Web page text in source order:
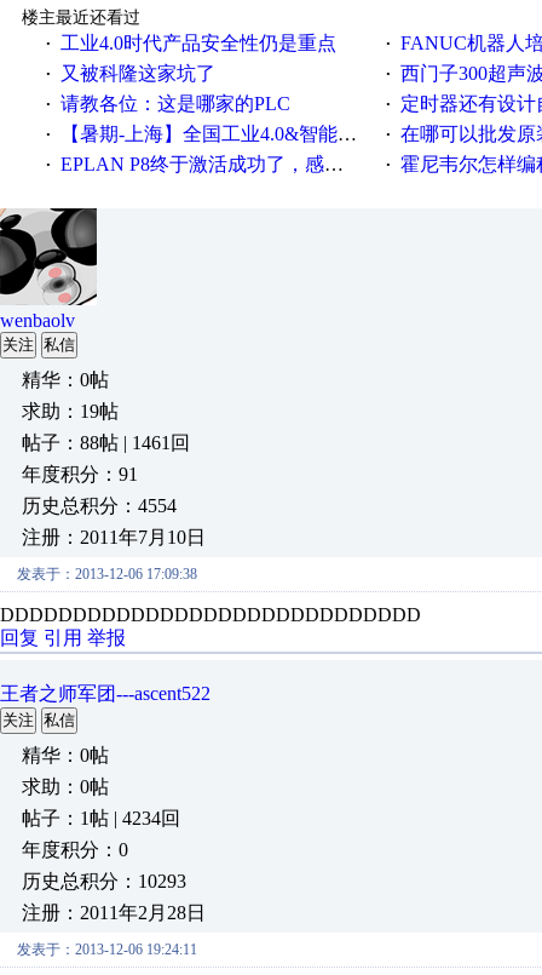
楼主最近还看过
·
工业4.0时代产品安全性仍是重点 · FANUC机器人
· 又被科隆这家坑了 · 西门子300超声波
· 请教各位：这是哪家的PLC · 定时器还有设
· 【暑期-上海】全国工业4.0&智能制造高级培训班通知！ · 在哪可以批发原装正品
· EPLAN P8终于激活成功了，感谢网上无私的高人！ · 霍尼韦尔怎样编
wenbaolv
关注 私信
精华：0帖
求助：19帖
帖子：88帖 | 1461回
年度积分：91
历史总积分：4554
注册：2011年7月10日
发表于：2013-12-06 17:09:38
DDDDDDDDDDDDDDDDDDDDDDDDDDDDD
回复 引用 举报
王者之师军团---ascent522
关注 私信
精华：0帖
求助：0帖
帖子：1帖 | 4234回
年度积分：0
历史总积分：10293
注册：2011年2月28日
发表于：2013-12-06 19:24:11